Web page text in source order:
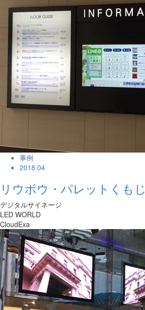
事例
2018.04
リウボウ・パレットくもじ
デジタルサイネージ
LED WORLD
CloudExa